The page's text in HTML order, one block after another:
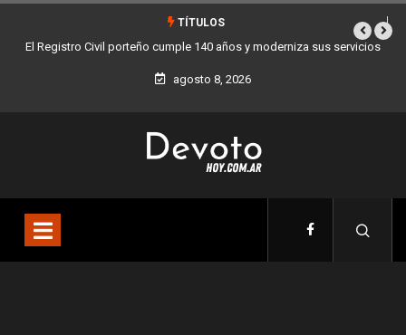
TÍTULOS
y moderniza sus servicios
Buenos Aires sumó 12 nuevos Bares Notables y
agosto 8, 2026